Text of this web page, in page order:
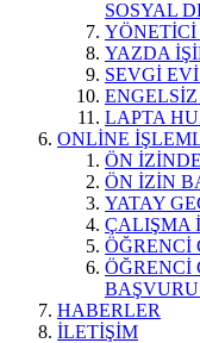
SOSYAL
YÖNETİCİ
YAZDA
SEVGİ
LAPTA
ONLİNE
ÖN
ÖN İZİN
YATAY
ÇALIŞMA
ÖĞRENCİ
ÖĞRENCİ
HABERLER
İLETİŞİM